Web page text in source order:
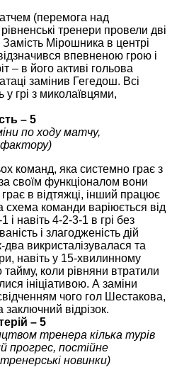
(перемога над
тренери провели дві
Мірошника в центрі
впевненою грою і
– в його активі гольова
замінив Гегедош. Всі
грі з миколаївцями,
– 5
по ходу матчу,
команд, яка системно грає з
своїм функціоналом вони
в відтяжці, інший працює
схема команди варіюється від
і навіть 4-2-3-1 в грі без
і злагодженість дій
два викристалізувалася та
навіть у 15-хвилинному
тайму, коли рівняни втратили
ініціативою. А заміни
чого гол Шестакова,
відрізок.
– 5
тренера кілька турів
прогрес, постійне
новинки)